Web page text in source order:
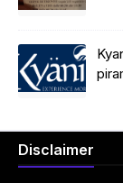
Disclaimer